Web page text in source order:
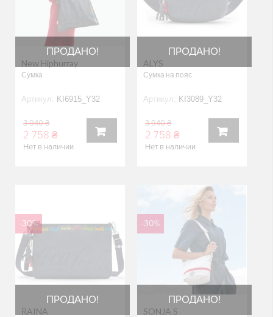
ПРОДАНО!
New Hiphurray
Сумка
Артикул: KI6915_Y32
3 940 ₴
2 758 ₴
Нет в наличии
ПРОДАНО!
ALYS
Сумка на пояс
Артикул: KI3089_Y32
3 940 ₴
2 758 ₴
Нет в наличии
ПРОДАНО!
-30%
RAINA
ПРОДАНО!
-30%
SONJA S